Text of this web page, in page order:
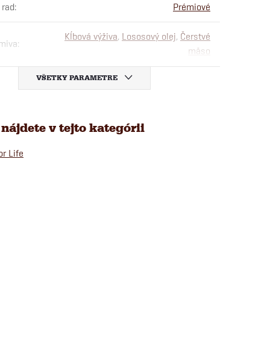
: Prémiové
:
Kĺbová výživa, Lososový olej, Čerstvé
mäso
VŠETKY PARAMETRE
v tejto kategórii
Life